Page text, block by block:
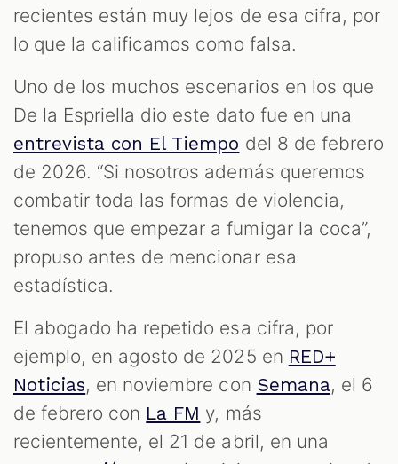
recientes están muy lejos de esa cifra, por
lo que la calificamos como falsa.
Uno de los muchos escenarios en los que
De la Espriella dio este dato fue en una
entrevista con El Tiempo del 8 de febrero
de 2026. “Si nosotros además queremos
combatir toda las formas de violencia,
tenemos que empezar a fumigar la coca”,
propuso antes de mencionar esa
estadística.
El abogado ha repetido esa cifra, por
ejemplo, en agosto de 2025 en RED+
Noticias, en noviembre con Semana, el 6
de febrero con La FM y, más
recientemente, el 21 de abril, en una